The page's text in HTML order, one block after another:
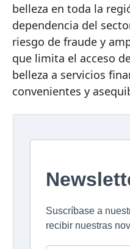
belleza en toda la
dependencia del
riesgo de fraude y
que limita el acceso
belleza a servicios
convenientes y